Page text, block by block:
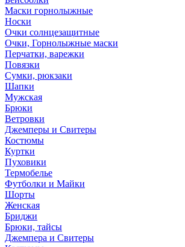
Маски горнолыжные
Носки
Очки солнцезащитные
Очки, Горнолыжные маски
Перчатки, варежки
Повязки
Сумки, рюкзаки
Шапки
Мужская
Брюки
Ветровки
Джемперы и Свитеры
Костюмы
Куртки
Пуховики
Термобелье
Футболки и Майки
Шорты
Женская
Бриджи
Брюки, тайсы
Джемпера и Свитеры